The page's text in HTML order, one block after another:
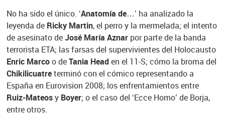
No ha sido el único. ‘Anatomía de…’ ha analizado la
leyenda de Ricky Martin, el perro y la mermelada; el intento
de asesinato deJosé María Aznar por parte de la banda
terrorista ETA; las farsas del supervivientes del Holocausto
Enric Marcoo deTania Headen el 11-S; cómo la broma del
Chikilicuatreterminó con el cómico representando a
España en Eurovision 2008; los enfrentamientos entre
Ruiz-Mateosy Boyer; o el caso del ‘Ecce Homo’ de Borja,
entre otros.